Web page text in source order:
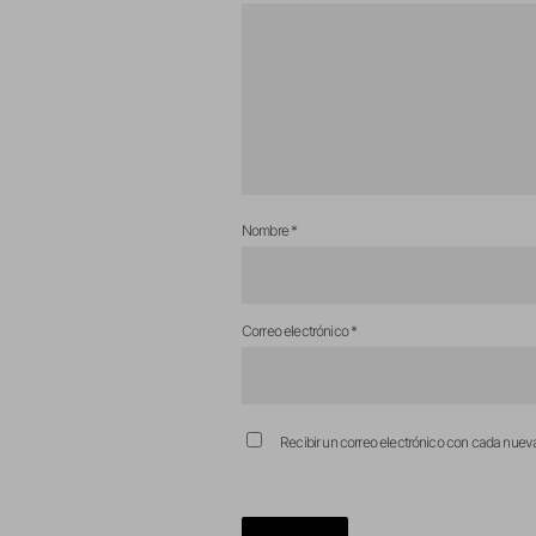
Nombre*
Correo electrónico*
Recibir un correo electrónico con cada